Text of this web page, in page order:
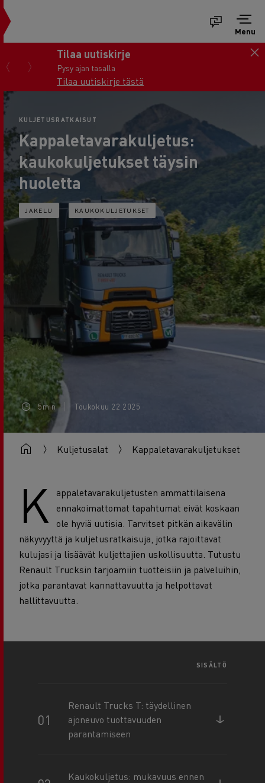
Menu
Tilaa uutiskirje
Pysy ajan tasalla
Tilaa uutiskirje tästä
KULJETUSRATKAISUT
Kappaletavarakuljetus:
kaukokuljetukset täysin
huoletta
JAKELU KAUKOKULJETUKSET
5min Toukokuu 22 2025
Kuljetusalat Kappaletavarakuljetukset
K
appaletavarakuljetusten ammattilaisena
ennakoimattomat tapahtumat eivät koskaan
ole hyviä uutisia. Tarvitset pitkän aikavälin
näkyvyyttä ja kuljetusratkaisuja, jotka rajoittavat
kulujasi ja lisäävät kuljettajien uskollisuutta. Tutustu
Renault Trucksin tarjoamiin tuotteisiin ja palveluihin,
jotka parantavat kannattavuutta ja helpottavat
hallittavuutta.
SISÄLTÖ
Renault Trucks T: täydellinen
ajoneuvo tuottavuuden
parantamiseen
Kaukokuljetus: mukavuus ennen